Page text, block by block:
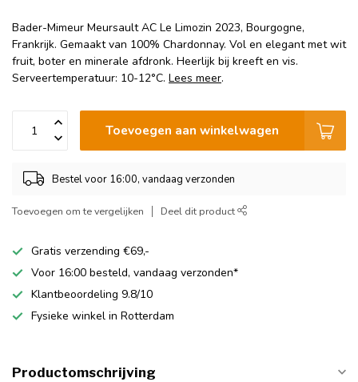
Bader-Mimeur Meursault AC Le Limozin 2023, Bourgogne,
Frankrijk. Gemaakt van 100% Chardonnay. Vol en elegant met wit
fruit, boter en minerale afdronk. Heerlijk bij kreeft en vis.
Serveertemperatuur: 10-12°C. Lees meer.
Toevoegen aan winkelwagen
Bestel voor 16:00, vandaag verzonden
Toevoegen om te vergelijken Deel dit product
Gratis verzending €69,-
Voor 16:00 besteld, vandaag verzonden*
Klantbeoordeling 9.8/10
Fysieke winkel in Rotterdam
Productomschrijving